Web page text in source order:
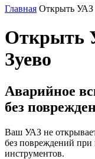
Главная Открыть УАЗ
Открыть
Зуево
Аварийное
без
Ваш УАЗ не
без повреждений
инструментов.